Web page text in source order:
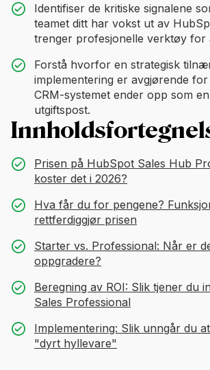
Identifiser de kritiske signalene
teamet ditt har vokst ut av
trenger profesjonelle verktøy for
Forstå hvorfor en strategisk
implementering er avgjørende
CRM-systemet ender opp som
utgiftspost.
Prisen på HubSpot Sales Hub
koster det i 2026?
Hva får du for pengene?
rettferdiggjør prisen
Starter vs. Professional: Når er
oppgradere?
Beregning av ROI: Slik tjener du
Sales Professional
Implementering: Slik unngår du
"dyrt hyllevare"